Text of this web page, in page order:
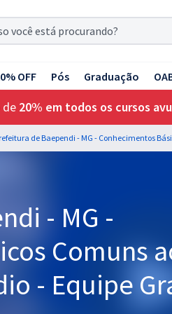
OFF Pós Graduação
de 20% em todos os cursos
- MG -
Comuns
- Equipe